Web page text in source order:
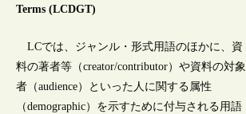
Terms (LCDGT)
LCでは、ジャンル・形式用語のほかに、資
料の著者等（creator/contributor）や資料の対象
者（audience）といった人に関する属性
（demographic）を示すために付与される用語